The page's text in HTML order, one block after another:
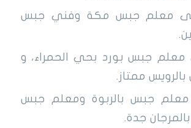
إلى معلم جبس مكة وفني جبس
معلم جبس بورد بحي الحمراء، و
ممتاز.
معلم جبس بالربوة ومعلم جبس
جدة.